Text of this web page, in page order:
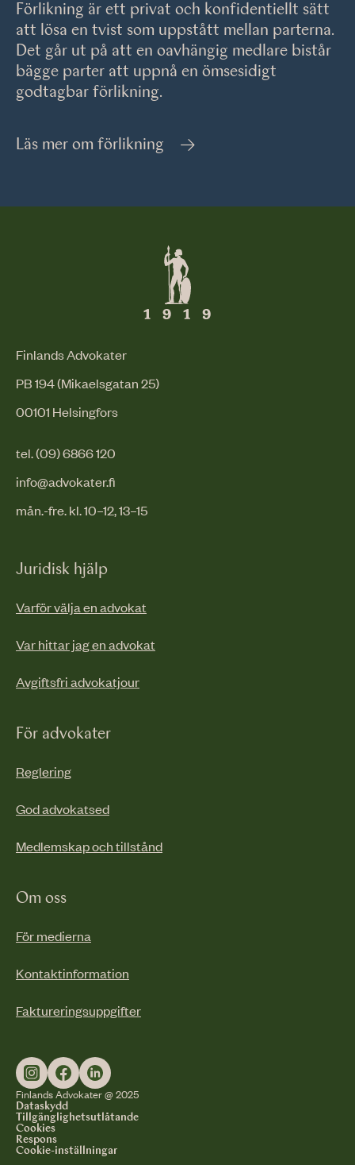
Förlikning är ett privat och konfidentiellt sätt
att lösa en tvist som uppstått mellan parterna.
Det går ut på att en oavhängig medlare bistår
bägge parter att uppnå en ömsesidigt
godtagbar förlikning.
Läs mer om förlikning
Finlands Advokater
PB 194 (Mikaelsgatan 25)
00101 Helsingfors
tel. (09) 6866 120
info@advokater.fi
mån.-fre. kl. 10–12, 13–15
Juridisk hjälp
Varför välja en advokat
Var hittar jag en advokat
Avgiftsfri advokatjour
För advokater
Reglering
God advokatsed
Medlemskap och tillstånd
Om oss
För medierna
Kontaktinformation
Faktureringsuppgifter
Finlands Advokater @ 2025
Dataskydd
Tillgänglighetsutlåtande
Cookies
Respons
Cookie-inställningar